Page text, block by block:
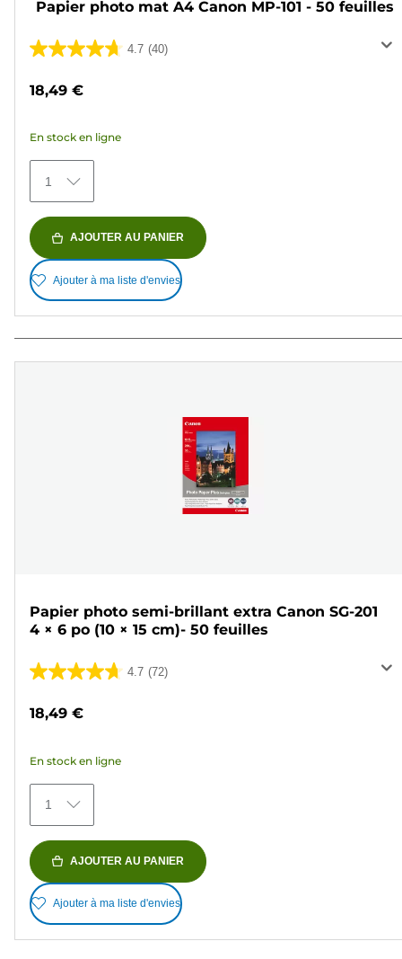
Papier photo mat A4 Canon MP-101 - 50 feuilles
4.7 (40)
4.7
5
40
avis
18,49 €
En stock en ligne
1
AJOUTER AU PANIER
Ajouter à ma liste d'envies
Papier photo semi-brillant extra Canon SG-201
4 × 6 po (10 × 15 cm)- 50 feuilles
4.7 (72)
4.7
72
avis
18,49 €
En stock en ligne
1
AJOUTER AU PANIER
Ajouter à ma liste d'envies